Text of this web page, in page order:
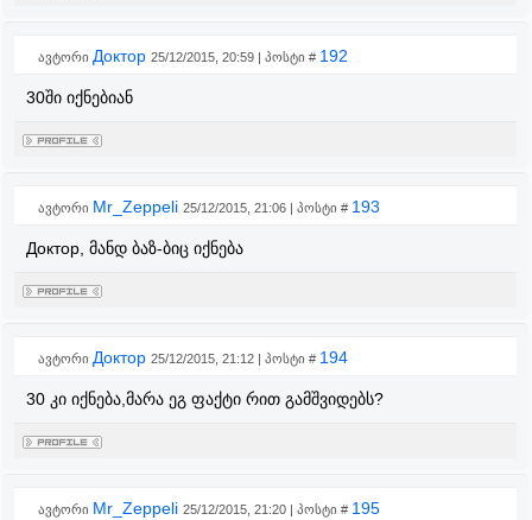
ავტორი Доктор 25/12/2015, 20:59 | პოსტი # 192
30ში იქნებიან
ავტორი Mr_Zeppeli 25/12/2015, 21:06 | პოსტი # 193
Доктор, მანდ ბაზ-ბიც იქნება
ავტორი Доктор 25/12/2015, 21:12 | პოსტი # 194
30 კი იქნება,მარა ეგ ფაქტი რით გამშვიდებს?
ავტორი Mr_Zeppeli 25/12/2015, 21:20 | პოსტი # 195